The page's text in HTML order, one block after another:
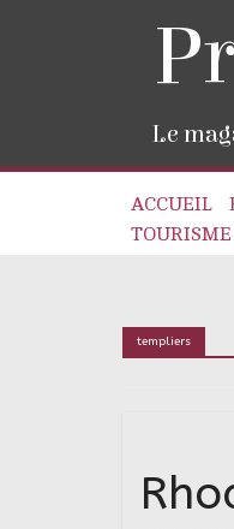
Le
ACCUEIL
TOURISME
templiers